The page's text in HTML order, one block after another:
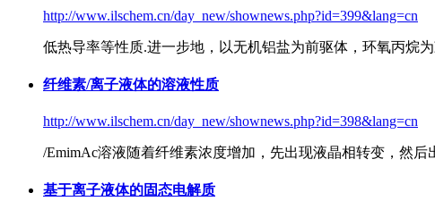
http://www.ilschem.cn/day_new/shownews.php?id=399&lang=cn
低热导率等性质.进一步地，以无机铝盐为前驱体，环氧丙烷
纤维素/离子液体的溶液性质
http://www.ilschem.cn/day_new/shownews.php?id=398&lang=cn
/EmimAc溶液随着纤维素浓度增加，先出现液晶相转变，然后
基于离子液体的固态电解质